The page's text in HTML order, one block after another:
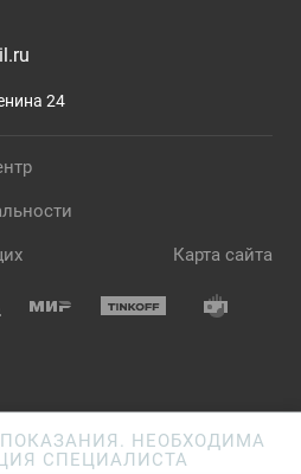
24
Карта сайта
НЕОБХОДИМА
СПЕЦИАЛИСТА